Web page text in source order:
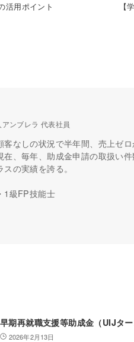
活用ポイント 【
ンブレラ 代表社員
客なしの状況で半年間、売上ゼ
在、毎年、助成金申請の取扱い
の実績を誇る。
1級FP技能士
早期再就職支援等助成金（UIJタ
2026年2月13日